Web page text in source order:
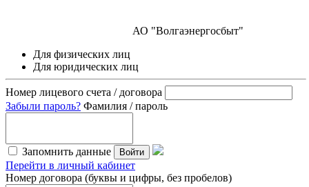
АО "Волгаэнергосбыт"
Для физических лиц
Для юридических лиц
Номер лицевого счета / договора
Забыли пароль? Фамилия / пароль
Запомнить данные Войти
Перейти в личный кабинет
Номер договора (буквы и цифры, без пробелов)